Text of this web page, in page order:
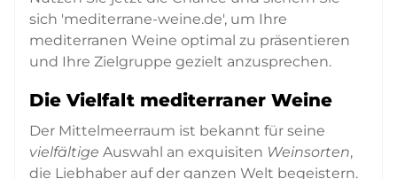
sich 'mediterrane-weine.de', um Ihre
mediterranen Weine optimal zu präsentieren
und Ihre Zielgruppe gezielt anzusprechen.
Die Vielfalt mediterraner Weine
Der Mittelmeerraum ist bekannt für seine
vielfältige Auswahl an exquisiten Weinsorten,
die Liebhaber auf der ganzen Welt begeistern.